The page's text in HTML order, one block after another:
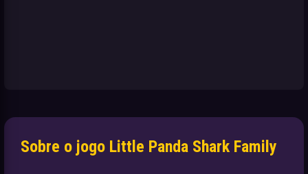
Sobre o jogo Little Panda Shark Family